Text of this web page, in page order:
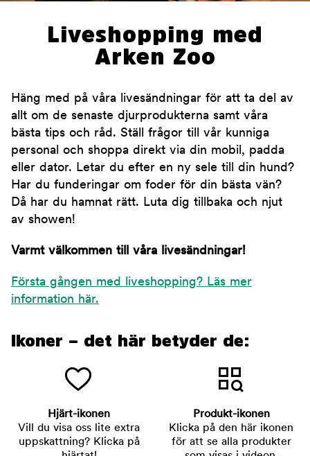
Liveshopping med
Arken Zoo
Häng med på våra livesändningar för att ta del av
allt om de senaste djurprodukterna samt våra
bästa tips och råd. Ställ frågor till vår kunniga
personal och shoppa direkt via din mobil, padda
eller dator. Letar du efter en ny sele till din hund?
Har du funderingar om foder för din bästa vän?
Då har du hamnat rätt. Luta dig tillbaka och njut
av showen!
Varmt välkommen till våra livesändningar!
Första gången med liveshopping? Läs mer
information här.
Ikoner – det här betyder de:
Hjärt-ikonen
Vill du visa oss lite extra
uppskattning? Klicka på
Produkt-ikonen
Klicka på den här ikonen
för att se alla produkter